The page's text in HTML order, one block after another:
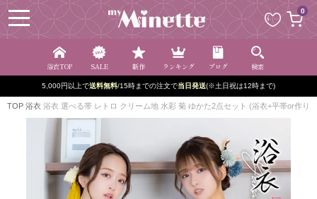
0
浴衣TOP SALE 新作 ランキング ブログ 検索
5,000円以上で送料無料/15時までの注文で当日発送(※土日祝は12時まで)
TOP 浴衣 浴衣 選べる帯 レトロ クリーム地 水彩 菊 ゆかた2点セット (浴衣+平帯or作り
ペー
ジト
ップ